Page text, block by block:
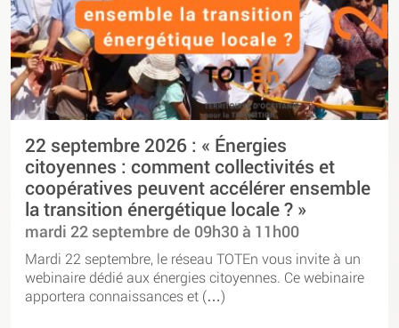
22 septembre 2026 : « Énergies
citoyennes : comment collectivités et
coopératives peuvent accélérer ensemble
la transition énergétique locale ? »
mardi 22 septembre de 09h30 à 11h00
Mardi 22 septembre, le réseau TOTEn vous invite à un
webinaire dédié aux énergies citoyennes. Ce webinaire
apportera connaissances et (…)